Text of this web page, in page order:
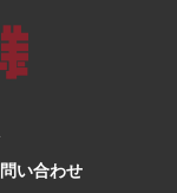
い合わせ